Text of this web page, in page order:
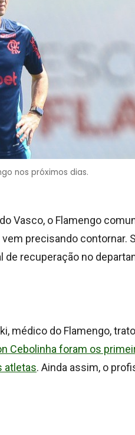
nos próximos dias.
Vasco, o Flamengo
precisando contornar.
recuperação no
médico do Flamengo,
Cebolinha foram os
atletas. Ainda assim, o